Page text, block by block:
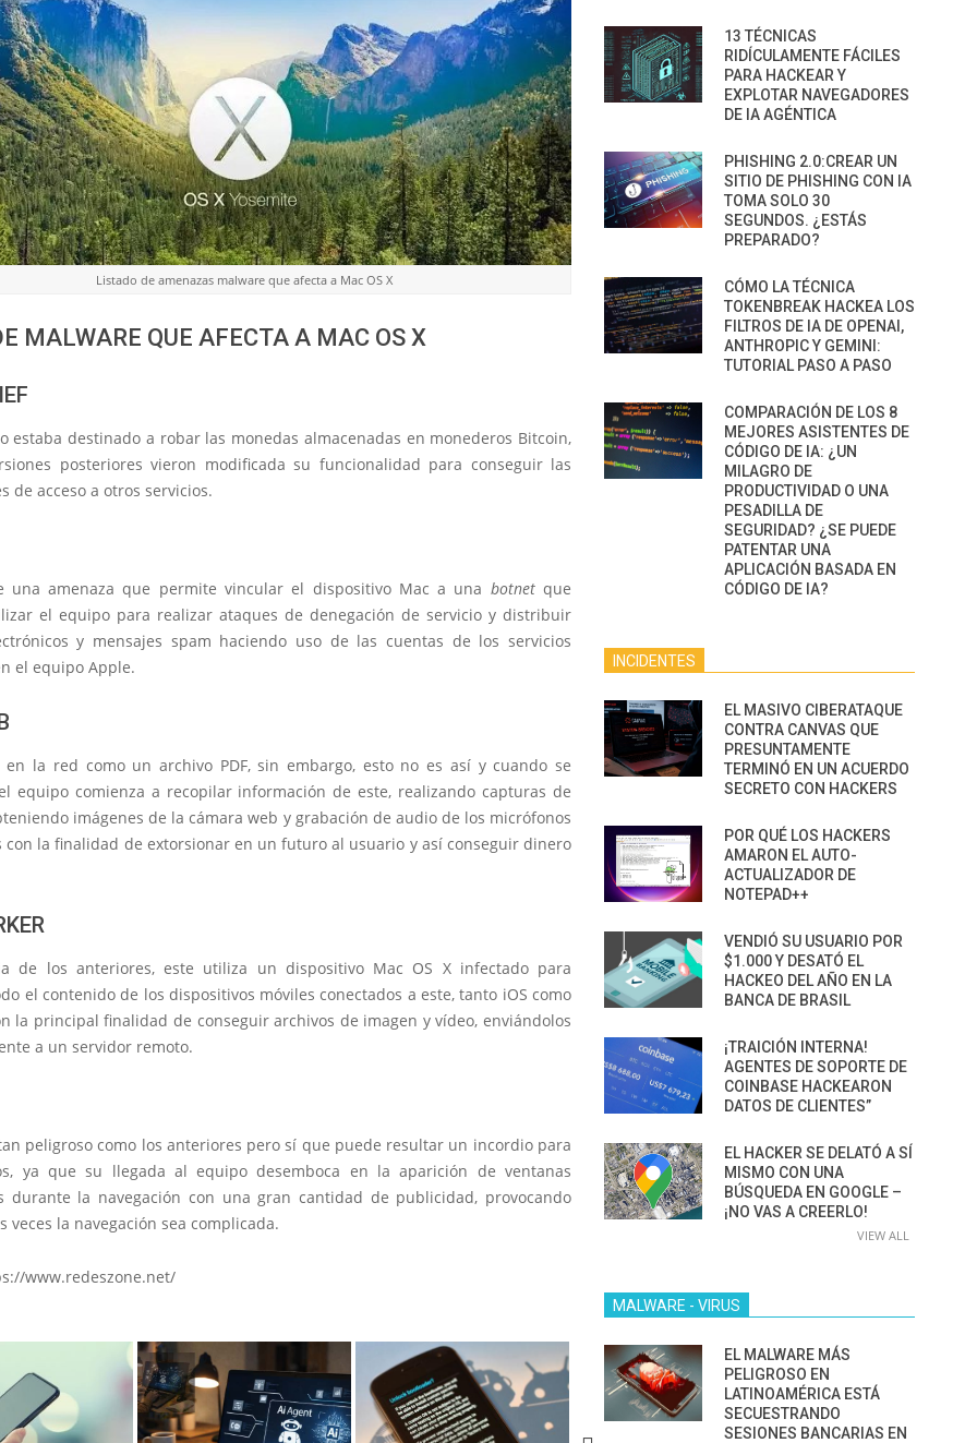
Listado de amenazas malware que afecta a Mac OS X
MALWARE QUE AFECTA A MAC OS X
estaba destinado a robar las monedas almacenadas en monederos Bitcoin,
posteriores vieron modificada su funcionalidad para conseguir las
de acceso a otros servicios.
una amenaza que permite vincular el dispositivo Mac a una botnetque
el equipo para realizar ataques de denegación de servicio y distribuir
y mensajes spam haciendo uso de las cuentas de los servicios
el equipo Apple.
en la red como un archivo PDF, sin embargo, esto no es así y cuando se
equipo comienza a recopilar información de este, realizando capturas de
imágenes de la cámara web y grabación de audio de los micrófonos
con la finalidad de extorsionar en un futuro al usuario y así conseguir dinero
de los anteriores, este utiliza un dispositivo Mac OS X infectado para
el contenido de los dispositivos móviles conectados a este, tanto iOS como
la principal finalidad de conseguir archivos de imagen y vídeo, enviándolos
a un servidor remoto.
peligroso como los anteriores pero sí que puede resultar un incordio para
ya que su llegada al equipo desemboca en la aparición de ventanas
durante la navegación con una gran cantidad de publicidad, provocando
veces la navegación sea complicada.
www.redeszone.net/
13 TÉCNICAS
RIDÍCULAMENTE FÁCILES
PARA HACKEAR Y
EXPLOTAR NAVEGADORES
DE IA AGÉNTICA
PHISHING 2.0:CREAR UN
SITIO DE PHISHING CON IA
TOMA SOLO 30
SEGUNDOS. ¿ESTÁS
PREPARADO?
CÓMO LA TÉCNICA
TOKENBREAK HACKEA LOS
FILTROS DE IA DE OPENAI,
ANTHROPIC Y GEMINI:
TUTORIAL PASO A PASO
COMPARACIÓN DE LOS 8
MEJORES ASISTENTES DE
CÓDIGO DE IA: ¿UN
MILAGRO DE
PRODUCTIVIDAD O UNA
PESADILLA DE
SEGURIDAD? ¿SE PUEDE
PATENTAR UNA
APLICACIÓN BASADA EN
CÓDIGO DE IA?
INCIDENTES
EL MASIVO CIBERATAQUE
CONTRA CANVAS QUE
PRESUNTAMENTE
TERMINÓ EN UN ACUERDO
SECRETO CON HACKERS
POR QUÉ LOS HACKERS
AMARON EL AUTO-
ACTUALIZADOR DE
NOTEPAD++
VENDIÓ SU USUARIO POR
$1.000 Y DESATÓ EL
HACKEO DEL AÑO EN LA
BANCA DE BRASIL
¡TRAICIÓN INTERNA!
AGENTES DE SOPORTE DE
COINBASE HACKEARON
DATOS DE CLIENTES”
EL HACKER SE DELATÓ A SÍ
MISMO CON UNA
BÚSQUEDA EN GOOGLE –
¡NO VAS A CREERLO!
VIEW ALL
MALWARE - VIRUS
EL MALWARE MÁS
PELIGROSO EN
LATINOAMÉRICA ESTÁ
SECUESTRANDO
SESIONES BANCARIAS EN